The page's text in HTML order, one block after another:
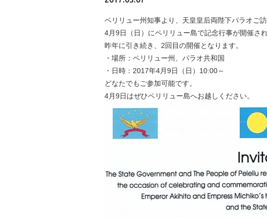
ペリリュー州知事より、天皇皇后両陛下パラオご訪
4月9日（日）にペリリュー島で記念行事が開催され
昨年に引き続き、2回目の開催となります。
・場所：ペリリュー州、パラオ共和国
・日時：2017年4月9日（日）10:00～
どなたでもご参加可能です。
4月9日はぜひペリリュー島へお越しください。